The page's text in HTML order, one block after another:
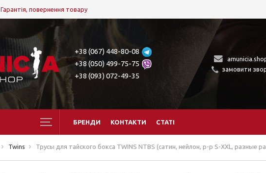
Гарантія, повернення товару
+38 (067) 448-80-08
+38 (050) 499-75-75
+38 (093) 072-49-35
замовити
БРЕНДИ КОНТАКТИ СТАТІ
Twins Трусы для тайского бокса TWINS NTBS (сатин, нейлон, р-р S-XXL, разные